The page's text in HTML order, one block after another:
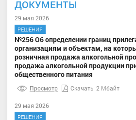
ДОКУМЕНТЫ
29 мая 2026
РЕШЕНИЯ
№256 Об определении границ
организациям и объектам, на
розничная продажа алкогольной
продажа алкогольной продукции
общественного питания
Просмотр Скачать 2 Мбайт
29 мая 2026
РЕШЕНИЯ